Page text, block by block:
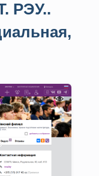
РЭУ..